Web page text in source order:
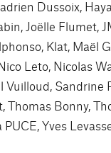
Dussoix,
Joëlle Flumet,
Klat, Maël
Leto, Nicolas
Vuilloud, Sandrine
Thomas Bonny,
Yves